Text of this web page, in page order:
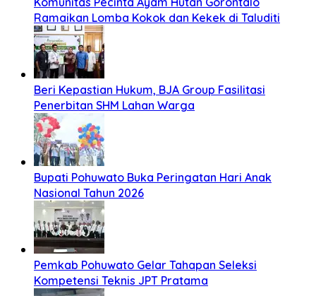
Ramaikan Lomba Kokok dan Kekek di Taluditi
Beri Kepastian Hukum, BJA Group Fasilitasi
Penerbitan SHM Lahan Warga
Bupati Pohuwato Buka Peringatan Hari Anak
Nasional Tahun 2026
Pemkab Pohuwato Gelar Tahapan Seleksi
Kompetensi Teknis JPT Pratama